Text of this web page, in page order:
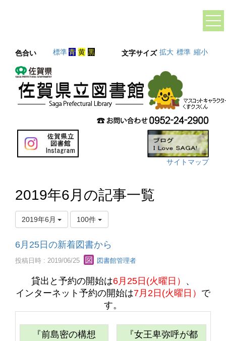
色合い 標準青 黄 黒 文字サイズ 拡大 標準 縮小
サイトマップ
2019年6月の記事一覧
2019年6月 100件
6月25日の新着図書から
投稿日時 : 2019/06/25 図書館管理者
貸出と予約の開始は6月25日(火曜日） 、
インターネット予約の開始は7月2日(火曜日） で
す。
『前島密の構想
『女王卑弥呼が都